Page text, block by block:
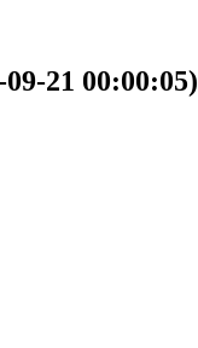
21 00:00:05)